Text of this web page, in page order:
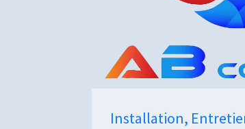
Installation,